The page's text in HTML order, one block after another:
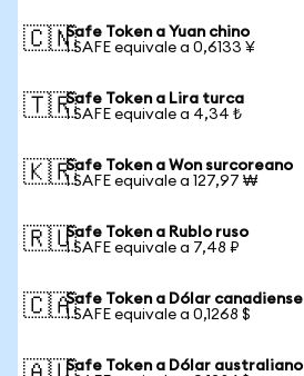
🇨🇳Safe Token a Yuan chino
1 SAFE equivale a 0,6133 ¥
🇹🇷Safe Token a Lira turca
1 SAFE equivale a 4,34 ₺
🇰🇷Safe Token a Won surcoreano
1 SAFE equivale a 127,97 ₩
🇷🇺Safe Token a Rublo ruso
1 SAFE equivale a 7,48 ₽
🇨🇦Safe Token a Dólar canadiense
1 SAFE equivale a 0,1268 $
Safe Token a Dólar australiano